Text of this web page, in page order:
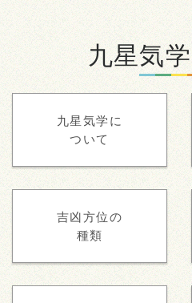
九星気
九星気学に
ついて
吉凶方位の
種類